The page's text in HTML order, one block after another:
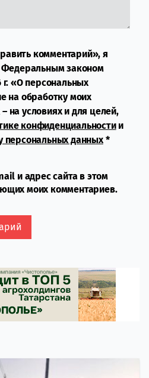
комментарий», я
Федеральным законом
«О персональных
на обработку моих
на условиях и для целей,
конфиденциальностии
персональных данных*
и адрес сайта в этом
моих комментариев.